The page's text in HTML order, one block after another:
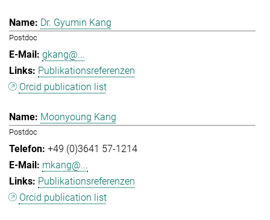
Dr. Gyumin Kang
Postdoc
gkang@...
Publikationsreferenzen
Orcid publication list
Moonyoung Kang
Postdoc
+49 (0)3641 57-1214
mkang@...
Publikationsreferenzen
Orcid publication list